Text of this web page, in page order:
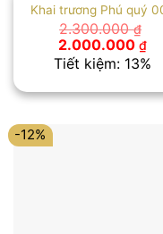
Khai trương Phú quý
2.300.000₫
Giá
gốc
là:
2.000.000 ₫Giá
tại
Tiết kiệm: 13%
-12%